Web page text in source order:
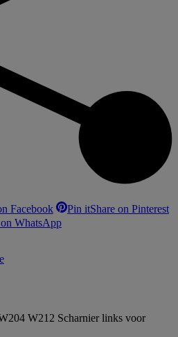
Facebook Pin itShare on Pinterest
on WhatsApp
W212 Scharnier links voor